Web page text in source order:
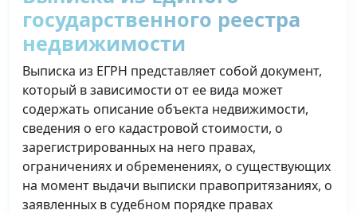
государственного реестра
недвижимости
Выписка из ЕГРН представляет собой документ,
который в зависимости от ее вида может
содержать описание объекта недвижимости,
сведения о его кадастровой стоимости, о
зарегистрированных на него правах,
ограничениях и обременениях, о существующих
на момент выдачи выписки правопритязаниях, о
заявленных в судебном порядке правах